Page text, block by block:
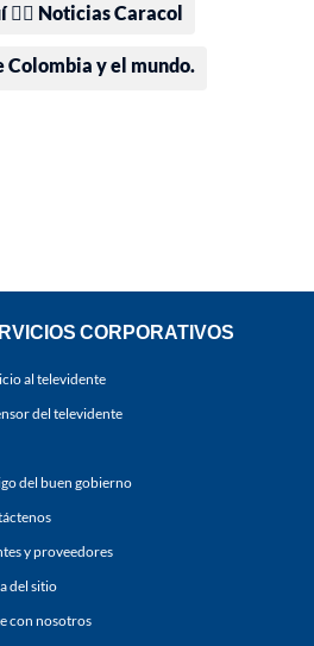
Noticias Caracol
Colombia y el mundo.
CORPORATIVOS
al televidente
del televidente
del buen gobierno
y proveedores
del sitio
con nosotros